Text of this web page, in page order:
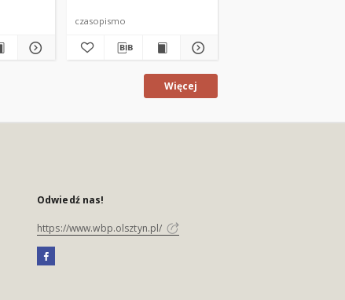
czasopismo
Więcej
Odwiedź nas!
https://www.wbp.olsztyn.pl/